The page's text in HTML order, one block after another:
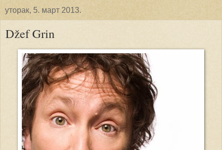
уторак, 5. март 2013.
Džef Grin